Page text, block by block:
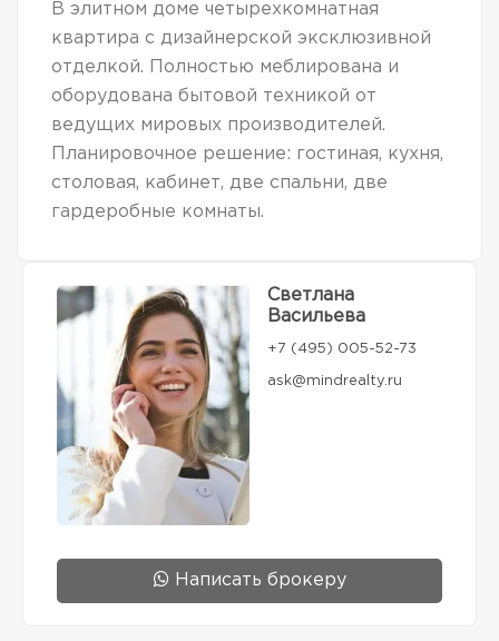
В элитном доме четырехкомнатная
квартира с дизайнерской эксклюзивной
отделкой. Полностью меблирована и
оборудована бытовой техникой от
ведущих мировых производителей.
Планировочное решение: гостиная, кухня,
столовая, кабинет, две спальни, две
гардеробные комнаты.
Светлана
Васильева
+7 (495) 005-52-73
ask@mindrealty.ru
Написать брокеру